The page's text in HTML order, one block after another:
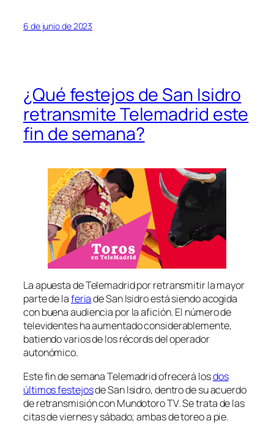
6 de junio de 2023
¿Qué festejos de San Isidro
retransmite Telemadrid este
fin de semana?
La apuesta de Telemadrid por retransmitir la mayor
parte de laferiade San Isidro está siendo acogida
con buena audiencia por la afición. El número de
televidentes ha aumentado considerablemente,
batiendo varios de los récords del operador
autonómico.
Este fin de semana Telemadrid ofrecerá losdos
últimos festejosde San Isidro, dentro de su acuerdo
de retransmisión con Mundotoro TV. Se trata de las
citas de viernes y sábado; ambas de toreo a pie.